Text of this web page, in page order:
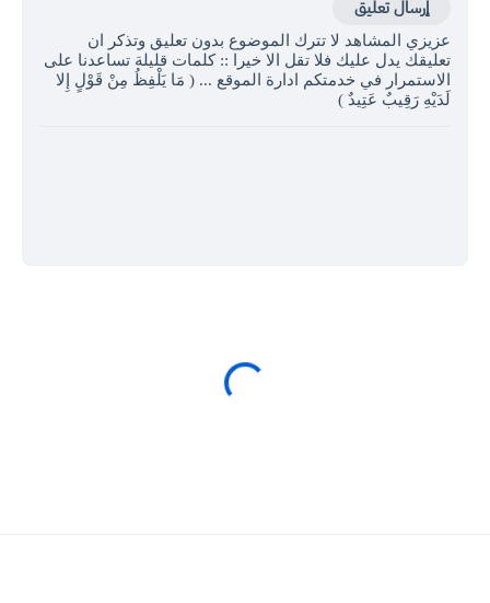
إرسال تعليق
عزيزي المشاهد لا تترك الموضوع بدون تعليق وتذكر ان
تعليقك يدل عليك فلا تقل الا خيرا :: كلمات قليلة تساعدنا على
الاستمرار في خدمتكم ادارة الموقع ... ( مَا يَلْفِظُ مِنْ قَوْلٍ إِلا
لَدَيْهِ رَقِيبٌ عَتِيدٌ )